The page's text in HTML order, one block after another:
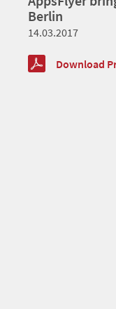
Berlin
14.03.2017
Download